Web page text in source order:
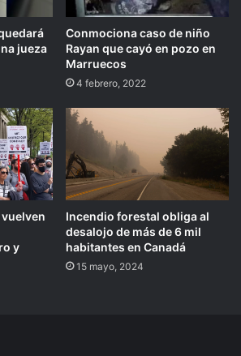
jueza
Conmociona caso de niño
Rayan que cayó en pozo en
Marruecos
4 febrero, 2022
y
Incendio forestal obliga al
desalojo de más de 6 mil
habitantes en Canadá
15 mayo, 2024